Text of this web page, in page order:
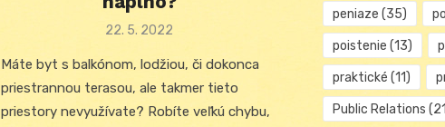
Posted
22. 5. 2022
Máte byt s balkónom, lodžiou, či dokonca
priestrannou terasou, ale takmer tieto
priestory nevyužívate? Robíte veľkú chybu,
peniaze (35)
poistenie (13)
praktické (11)
Public Relations